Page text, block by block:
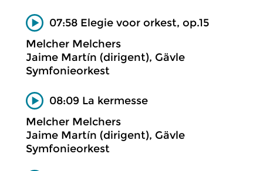
07:58 Elegie voor orkest, op.15
Melcher Melchers
Jaime Martín (dirigent), Gävle
Symfonieorkest
08:09 La kermesse
Melcher Melchers
Jaime Martín (dirigent), Gävle
Symfonieorkest